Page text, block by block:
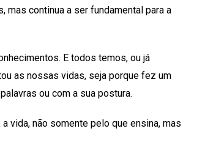
continua a ser fundamental para a
E todos temos, ou já
as nossas vidas, seja porque fez um
ou com a sua postura.
vida, não somente pelo que ensina, mas